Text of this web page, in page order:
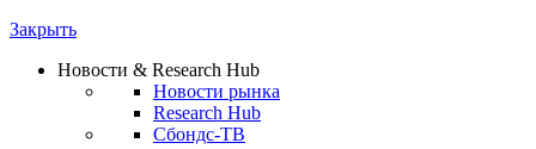
Закрыть
Новости & Research Hub
Новости рынка
Research Hub
Сбондс-ТВ